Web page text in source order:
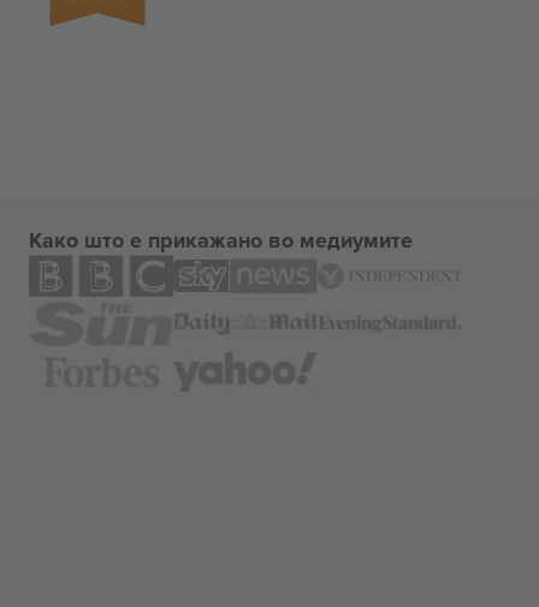
Како што е прикажано во медиумите